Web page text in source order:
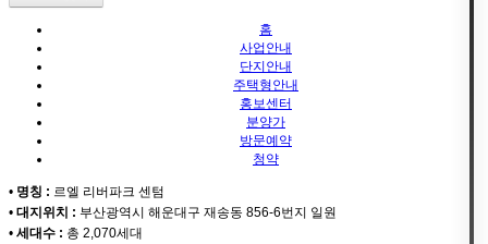
홈
사업안내
단지안내
주택형안내
홍보센터
분양가
방문예약
청약
• 명칭 : 르엘 리버파크 센텀
• 대지위치 : 부산광역시 해운대구 재송동 856-6번지 일원
• 세대수 : 총 2,070세대